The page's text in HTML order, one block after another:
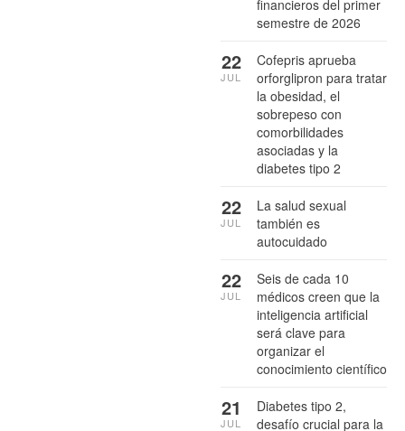
financieros del primer
semestre de 2026
Cofepris aprueba
orforglipron para tratar
la obesidad, el
sobrepeso con
comorbilidades
asociadas y la
diabetes tipo 2
22
JUL
La salud sexual
también es
autocuidado
22
JUL
Seis de cada 10
médicos creen que la
inteligencia artificial
será clave para
organizar el
conocimiento científico
22
JUL
Diabetes tipo 2,
desafío crucial para la
21
JUL